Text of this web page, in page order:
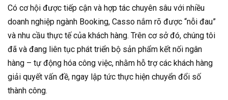
Có cơ hội được tiếp cận và hợp tác chuyên sâu với nhiều
doanh nghiệp ngành Booking, Casso nắm rõ được “nỗi đau”
và nhu cầu thực tế của khách hàng. Trên cơ sở đó, chúng tôi
đã và đang liên tục phát triển bộ sản phẩm kết nối ngân
hàng – tự động hóa công việc, nhằm hỗ trợ các khách hàng
giải quyết vấn đề, ngay lập tức thực hiện chuyển đổi số
thành công.